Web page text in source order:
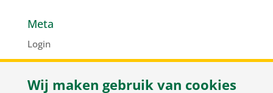
Meta
Login
Vermeldingen feed
Reacties feed
Wij maken gebruik van cookies